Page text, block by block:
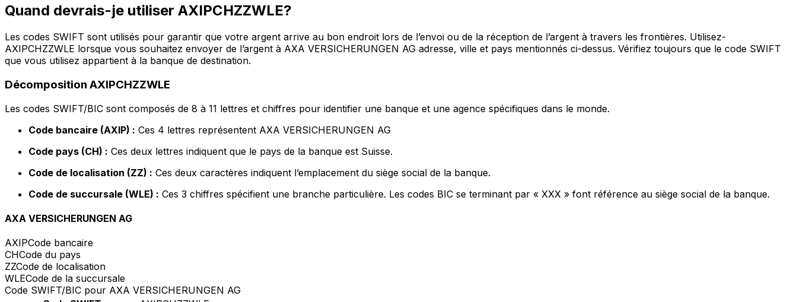
Quand devrais-je utiliser AXIPCHZZWLE?
Les codes SWIFT sont utilisés pour garantir que votre argent arrive au bon endroit lors de l’envoi ou de la réception de l’argent à travers les frontières. Utilisez-
AXIPCHZZWLE lorsque vous souhaitez envoyer de l’argent à AXA VERSICHERUNGEN AG adresse, ville et pays mentionnés ci-dessus. Vérifiez toujours que le code SWIFT
que vous utilisez appartient à la banque de destination.
Décomposition AXIPCHZZWLE
Les codes SWIFT/BIC sont composés de 8 à 11 lettres et chiffres pour identifier une banque et une agence spécifiques dans le monde.
Code bancaire (AXIP) : Ces 4 lettres représentent AXA VERSICHERUNGEN AG
Code pays (CH) : Ces deux lettres indiquent que le pays de la banque est Suisse.
Code de localisation (ZZ) : Ces deux caractères indiquent l’emplacement du siège social de la banque.
Code de succursale (WLE) : Ces 3 chiffres spécifient une branche particulière. Les codes BIC se terminant par « XXX » font référence au siège social de la banque.
AXA VERSICHERUNGEN AG
AXIPCode bancaire
CHCode du pays
ZZCode de localisation
WLECode de la succursale
Code SWIFT/BIC pour AXA VERSICHERUNGEN AG